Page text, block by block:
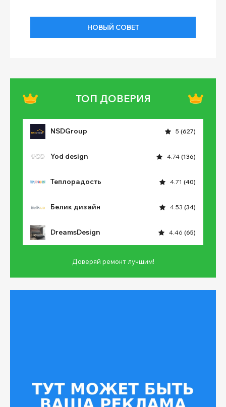
НОВЫЙ СОВЕТ
ТОП ДОВЕРИЯ
NSDGroup 5 (627)
Yod design 4.74 (136)
Теплорадость 4.71 (40)
Белик дизайн 4.53 (34)
DreamsDesign 4.46 (65)
Доверяй ремонт лучшим!